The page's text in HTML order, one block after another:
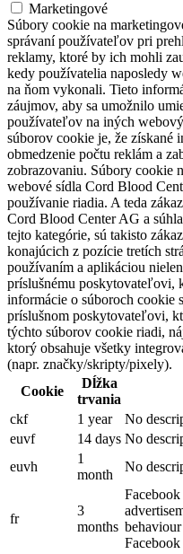
Marketingové
Súbory cookie na
správaní používateľov pri
reklamy, ktoré by ich mohli
kedy používatelia naposledy
na ňom vykonali. Tieto
záujmov, aby sa umožnilo
používateľov na iných
súborov cookie je, že získané
obmedzenie počtu reklám a
zobrazovaniu. Súbory cookie
webové sídla Cord Blood
používanie riadia. A teda
Cord Blood Center AG a
tejto kategórie, sú takisto
konajúcich z pozície tretích
používaním a aplikáciou
príslušnému poskytovateľovi,
informácie o súboroch cookie
príslušnom poskytovateľovi,
týchto súborov cookie riadi,
ktorý obsahuje všetky
(napr. značky/skripty/pixely).
Cookie
Dĺžka
trvania
ckf
1 year
No
euvf
14 days No
euvh
1
month
No
fr
3
months